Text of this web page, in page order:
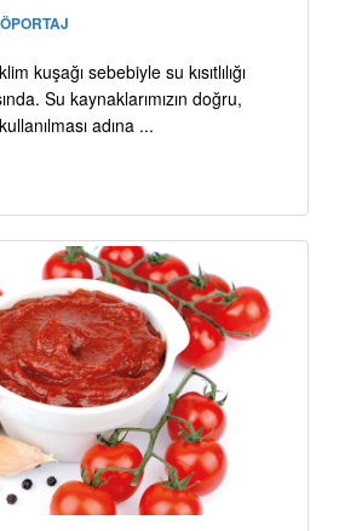
kuşağı sebebiyle su kısıtlılığı
Su kaynaklarımızın doğru,
adına ...